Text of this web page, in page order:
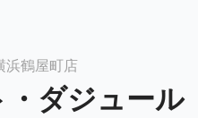
浜鶴屋町店
・ダジュール